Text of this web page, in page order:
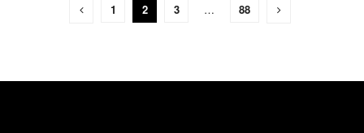
1 2 3 … 88